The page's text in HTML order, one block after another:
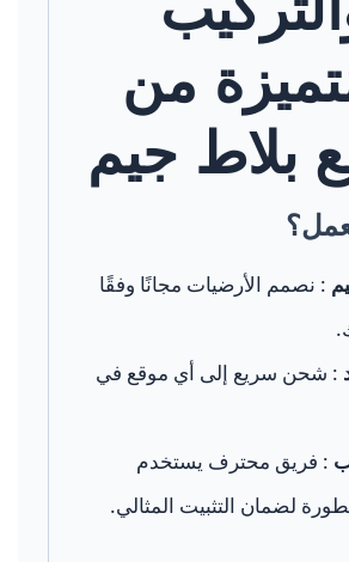
من
بلاط جيم
: نصمم الأرضيات مجانًا وفقًا
: شحن سريع إلى أي موقع في
: فريق محترف يستخدم
لضمان التثبيت المثالي.